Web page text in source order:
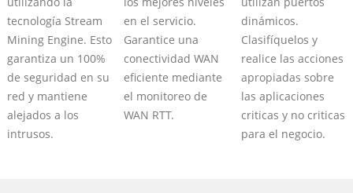
tecnología Stream
Mining Engine. Esto
garantiza un 100%
de seguridad en su
red y mantiene
alejados a los
intrusos.
en el servicio.
Garantice una
conectividad WAN
eficiente mediante
el monitoreo de
WAN RTT.
dinámicos.
Clasifíquelos y
realice las acciones
apropiadas sobre
las aplicaciones
criticas y no criticas
para el negocio.